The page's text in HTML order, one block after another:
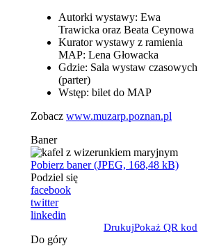
Autorki wystawy: Ewa
Trawicka oraz Beata Ceynowa
Kurator wystawy z ramienia
MAP: Lena Głowacka
Gdzie: Sala wystaw czasowych
(parter)
Wstęp: bilet do MAP
Zobacz www.muzarp.poznan.pl
Baner
Pobierz baner (JPEG, 168,48 kB)
Podziel się
facebook
twitter
linkedin
DrukujPokaż QR kod
Do góry